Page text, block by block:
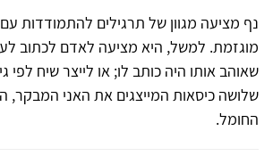
נף מציעה מגוון של תרגילים להתמודדות
מוגזמת. למשל, היא מציעה לאדם לכתוב
שאוהב אותו היה כותב לו; או לייצר שיח לפי
שלושה כיסאות המייצגים את האני המבקר,
החומל.